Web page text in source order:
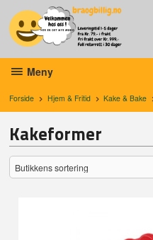
innholdet
Meny
Forside Hjem & Fritid Kake & Bake
Kakeformer